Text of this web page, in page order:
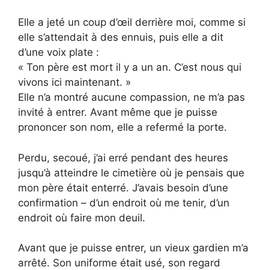
Elle a jeté un coup d’œil derrière moi, comme si
elle s’attendait à des ennuis, puis elle a dit
d’une voix plate :
« Ton père est mort il y a un an. C’est nous qui
vivons ici maintenant. »
Elle n’a montré aucune compassion, ne m’a pas
invité à entrer. Avant même que je puisse
prononcer son nom, elle a refermé la porte.
Perdu, secoué, j’ai erré pendant des heures
jusqu’à atteindre le cimetière où je pensais que
mon père était enterré. J’avais besoin d’une
confirmation – d’un endroit où me tenir, d’un
endroit où faire mon deuil.
Avant que je puisse entrer, un vieux gardien m’a
arrêté. Son uniforme était usé, son regard